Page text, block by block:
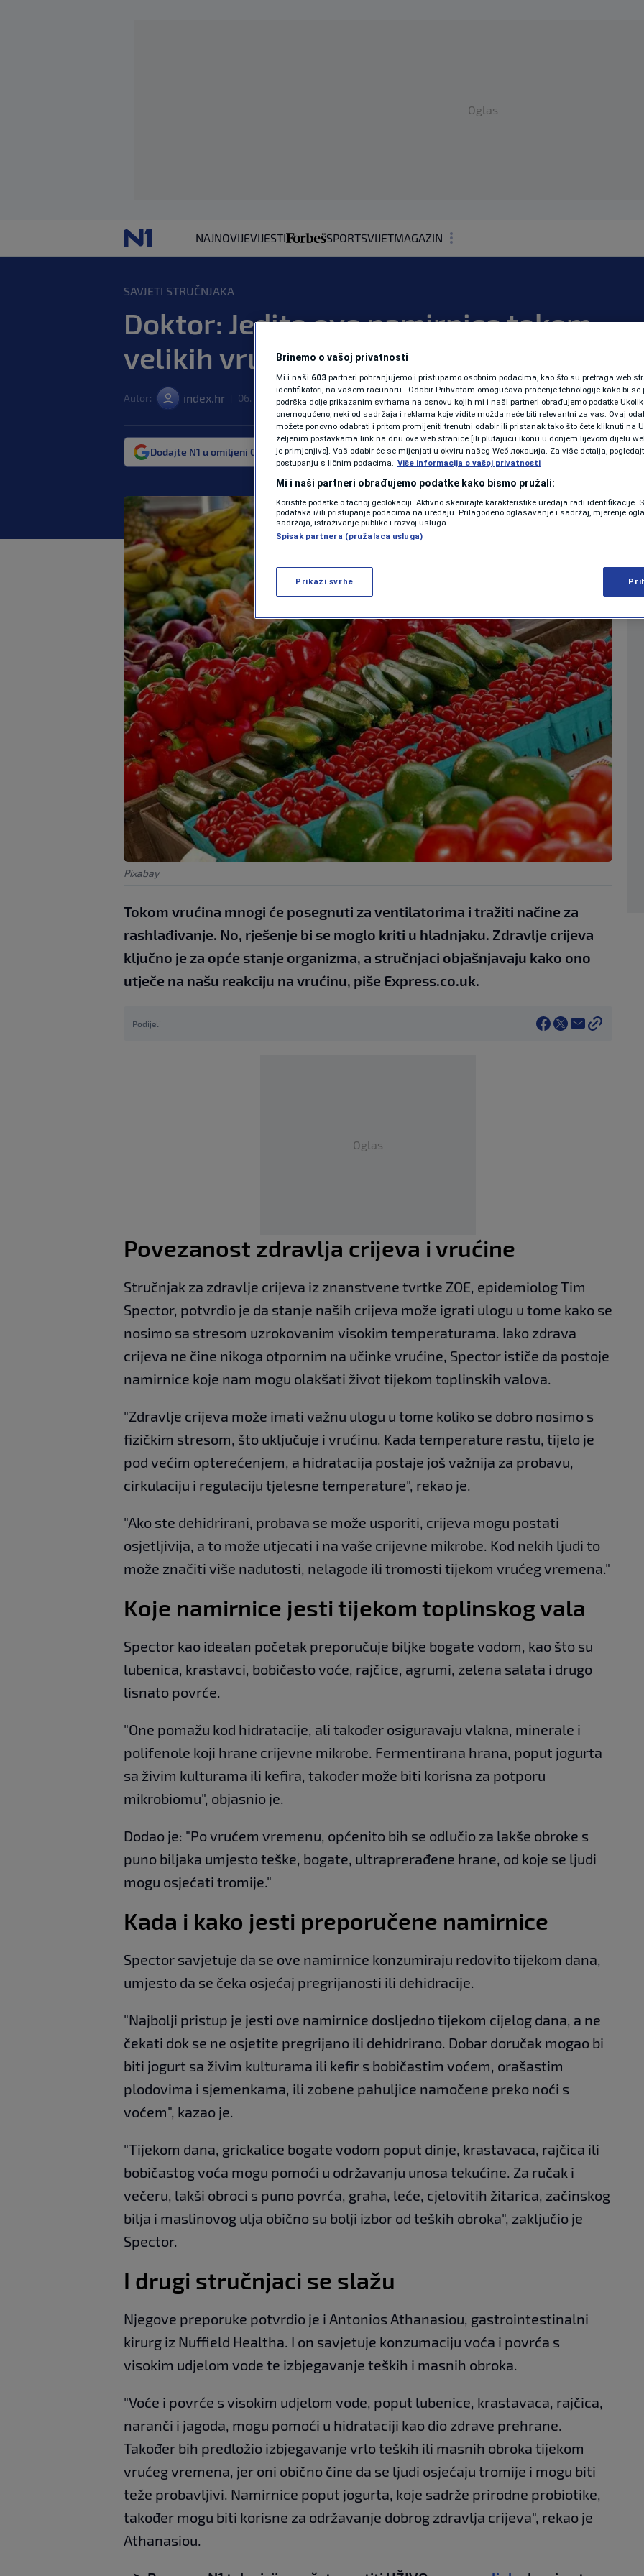
Oglas
NAJNOVIJEVIJESTI SPORTSVIJETMAGAZIN
KOLUMNE
PODCAST
N1 SPECIJAL
FENOMENI
NEISTRAŽENO
VIRALNO
SAVJETI STRUČNJAKA
Doktor: Jedite ove namirnice tokom
velikih vrućina
Autor: index.hr 06. jul. 2026. 21:26 | ZDRAVLJE | 0 komentara
Dodajte N1 u omiljeni Google izvor Više
Pixabay
Tokom vrućina mnogi će posegnuti za ventilatorima i tražiti načine za
rashlađivanje. No, rješenje bi se moglo kriti u hladnjaku. Zdravlje crijeva
ključno je za opće stanje organizma, a stručnjaci objašnjavaju kako ono
utječe na našu reakciju na vrućinu, piše Express.co.uk.
Podijeli
Oglas
Povezanost zdravlja crijeva i vrućine
Stručnjak za zdravlje crijeva iz znanstvene tvrtke ZOE, epidemiolog Tim
Spector, potvrdio je da stanje naših crijeva može igrati ulogu u tome kako se
nosimo sa stresom uzrokovanim visokim temperaturama. Iako zdrava
crijeva ne čine nikoga otpornim na učinke vrućine, Spector ističe da postoje
namirnice koje nam mogu olakšati život tijekom toplinskih valova.
"Zdravlje crijeva može imati važnu ulogu u tome koliko se dobro nosimo s
fizičkim stresom, što uključuje i vrućinu. Kada temperature rastu, tijelo je
pod većim opterećenjem, a hidratacija postaje još važnija za probavu,
cirkulaciju i regulaciju tjelesne temperature", rekao je.
"Ako ste dehidrirani, probava se može usporiti, crijeva mogu postati
osjetljivija, a to može utjecati i na vaše crijevne mikrobe. Kod nekih ljudi to
može značiti više nadutosti, nelagode ili tromosti tijekom vrućeg vremena."
Koje namirnice jesti tijekom toplinskog vala
Spector kao idealan početak preporučuje biljke bogate vodom, kao što su
lubenica, krastavci, bobičasto voće, rajčice, agrumi, zelena salata i drugo
lisnato povrće.
"One pomažu kod hidratacije, ali također osiguravaju vlakna, minerale i
polifenole koji hrane crijevne mikrobe. Fermentirana hrana, poput jogurta
sa živim kulturama ili kefira, također može biti korisna za potporu
mikrobiomu", objasnio je.
Dodao je: "Po vrućem vremenu, općenito bih se odlučio za lakše obroke s
puno biljaka umjesto teške, bogate, ultraprerađene hrane, od koje se ljudi
mogu osjećati tromije."
Kada i kako jesti preporučene namirnice
Spector savjetuje da se ove namirnice konzumiraju redovito tijekom dana,
umjesto da se čeka osjećaj pregrijanosti ili dehidracije.
"Najbolji pristup je jesti ove namirnice dosljedno tijekom cijelog dana, a ne
čekati dok se ne osjetite pregrijano ili dehidrirano. Dobar doručak mogao bi
biti jogurt sa živim kulturama ili kefir s bobičastim voćem, orašastim
plodovima i sjemenkama, ili zobene pahuljice namočene preko noći s
voćem", kazao je.
"Tijekom dana, grickalice bogate vodom poput dinje, krastavaca, rajčica ili
bobičastog voća mogu pomoći u održavanju unosa tekućine. Za ručak i
večeru, lakši obroci s puno povrća, graha, leće, cjelovitih žitarica, začinskog
bilja i maslinovog ulja obično su bolji izbor od teških obroka", zaključio je
Spector.
I drugi stručnjaci se slažu
Njegove preporuke potvrdio je i Antonios Athanasiou, gastrointestinalni
kirurg iz Nuffield Healtha. I on savjetuje konzumaciju voća i povrća s
visokim udjelom vode te izbjegavanje teških i masnih obroka.
"Voće i povrće s visokim udjelom vode, poput lubenice, krastavaca, rajčica,
naranči i jagoda, mogu pomoći u hidrataciji kao dio zdrave prehrane.
Također bih predložio izbjegavanje vrlo teških ili masnih obroka tijekom
vrućeg vremena, jer oni obično čine da se ljudi osjećaju tromije i mogu biti
teže probavljivi. Namirnice poput jogurta, koje sadrže prirodne probiotike,
također mogu biti korisne za održavanje dobrog zdravlja crijeva", rekao je
Athanasiou.
Brinemo o vašoj privatnosti
Mi i naši 603 partneri pohranjujemo i pristupamo osobnim podacima, kao što su pretraga web
identifikatori, na vašem računaru . Odabir Prihvatam omogućava praćenje tehnologije kako bi se
podrška dolje prikazanim svrhama na osnovu kojih mi i naši partneri obrađujemo podatke
onemogućeno, neki od sadržaja i reklama koje vidite možda neće biti relevantni za vas. Ovaj
možete ponovno odabrati i pritom promijeniti trenutni odabir ili pristanak tako što ćete kliknuti na
željenim postavkama link na dnu ove web stranice [ili plutajuću ikonu u donjem lijevom dijelu
je primjenjivo]. Vaš odabir će se mijenjati u okviru našeg Wеб локација. Za više detalja,
postupanju s ličnim podacima. Više informacija o vašoj privatnosti
Mi i naši partneri obrađujemo podatke kako bismo pružali:
Koristite podatke o tačnoj geolokaciji. Aktivno skenirajte karakteristike uređaja radi identifikacije.
podataka i/ili pristupanje podacima na uređaju. Prilagođeno oglašavanje i sadržaj, mjerenje
sadržaja, istraživanje publike i razvoj usluga.
Spisak partnera (pružalaca usluga)
Prikaži svrhe